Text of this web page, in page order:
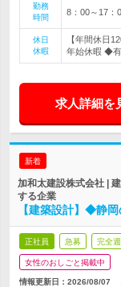
勤務
時間
8：00～17：
休日
休暇
【年間休日
年始休暇 ◆
求人詳細を
新着
加和太建設株式会社 |
する企業
【建築設計】◆静
正社員 急募 完全
女性のおしごと掲載中
情報更新日：2026/08/07